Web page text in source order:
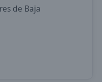
de Baja